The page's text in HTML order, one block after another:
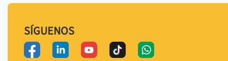
SÍGUENOS